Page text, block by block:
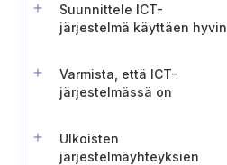
Suunnittele ICT-
järjestelmä käyttäen hyvin
Varmista, että ICT-
järjestelmässä on
Ulkoisten
järjestelmäyhteyksien